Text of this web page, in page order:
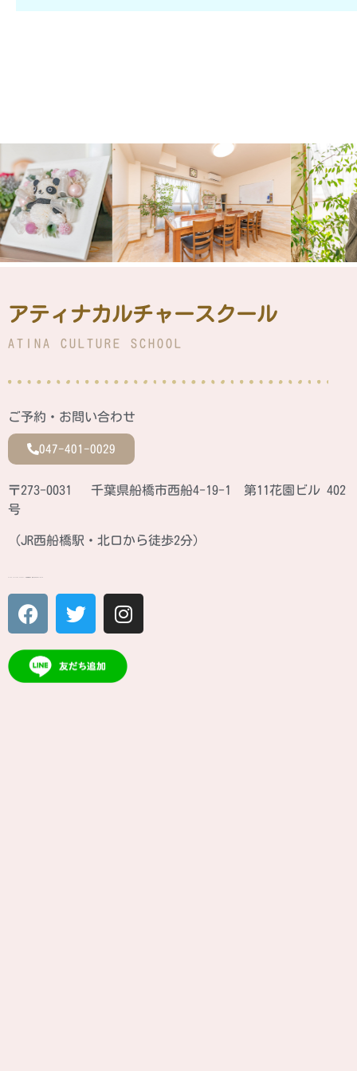
アティナカルチャースクール
ATINA CULTURE SCHOOL
ご予約・お問い合わせ
047-401-0029
〒273-0031 千葉県船橋市西船4-19-1 第11花園ビル 402
号
（JR西船橋駅・北口から徒歩2分）